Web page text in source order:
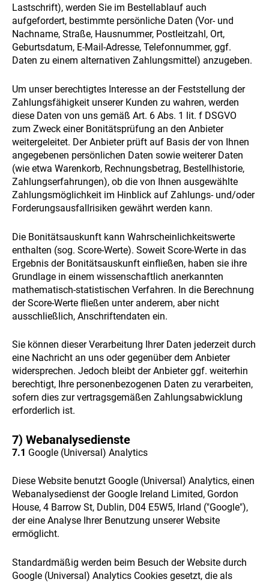
Lastschrift), werden Sie im Bestellablauf auch
aufgefordert, bestimmte persönliche Daten (Vor- und
Nachname, Straße, Hausnummer, Postleitzahl, Ort,
Geburtsdatum, E-Mail-Adresse, Telefonnummer, ggf.
Daten zu einem alternativen Zahlungsmittel) anzugeben.
Um unser berechtigtes Interesse an der Feststellung der
Zahlungsfähigkeit unserer Kunden zu wahren, werden
diese Daten von uns gemäß Art. 6 Abs. 1 lit. f DSGVO
zum Zweck einer Bonitätsprüfung an den Anbieter
weitergeleitet. Der Anbieter prüft auf Basis der von Ihnen
angegebenen persönlichen Daten sowie weiterer Daten
(wie etwa Warenkorb, Rechnungsbetrag, Bestellhistorie,
Zahlungserfahrungen), ob die von Ihnen ausgewählte
Zahlungsmöglichkeit im Hinblick auf Zahlungs- und/oder
Forderungsausfallrisiken gewährt werden kann.
Die Bonitätsauskunft kann Wahrscheinlichkeitswerte
enthalten (sog. Score-Werte). Soweit Score-Werte in das
Ergebnis der Bonitätsauskunft einfließen, haben sie ihre
Grundlage in einem wissenschaftlich anerkannten
mathematisch-statistischen Verfahren. In die Berechnung
der Score-Werte fließen unter anderem, aber nicht
ausschließlich, Anschriftendaten ein.
Sie können dieser Verarbeitung Ihrer Daten jederzeit durch
eine Nachricht an uns oder gegenüber dem Anbieter
widersprechen. Jedoch bleibt der Anbieter ggf. weiterhin
berechtigt, Ihre personenbezogenen Daten zu verarbeiten,
sofern dies zur vertragsgemäßen Zahlungsabwicklung
erforderlich ist.
7) Webanalysedienste
7.1 Google (Universal) Analytics
Diese Website benutzt Google (Universal) Analytics, einen
Webanalysedienst der Google Ireland Limited, Gordon
House, 4 Barrow St, Dublin, D04 E5W5, Irland ("Google"),
der eine Analyse Ihrer Benutzung unserer Website
ermöglicht.
Standardmäßig werden beim Besuch der Website durch
Google (Universal) Analytics Cookies gesetzt, die als